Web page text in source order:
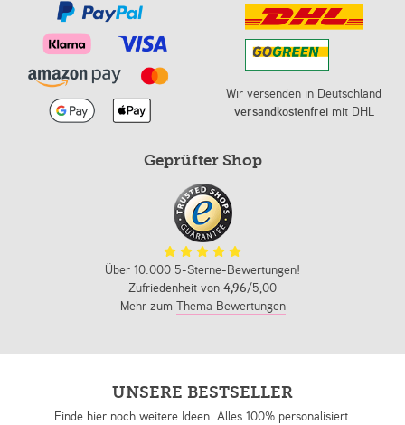
Wir versenden in Deutschland
versandkostenfreimit DHL
Geprüfter Shop
Über 10.000 5-Sterne-Bewertungen!
Zufriedenheit von 4,96/5,00
Mehr zum Thema Bewertungen
UNSERE BESTSELLER
Finde hier noch weitere Ideen. Alles 100% personalisiert.